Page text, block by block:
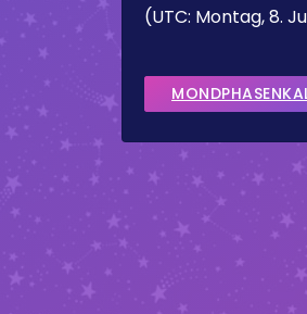
(UTC: Montag, 8.